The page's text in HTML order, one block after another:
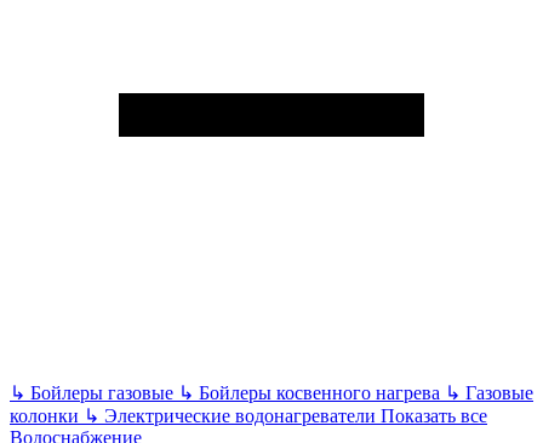
↳ Бойлеры газовые ↳ Бойлеры косвенного нагрева ↳ Газовые
колонки ↳ Электрические водонагреватели Показать все
Водоснабжение